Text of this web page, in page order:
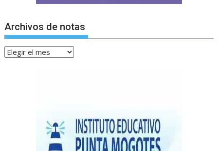
Archivos de notas
Archivos